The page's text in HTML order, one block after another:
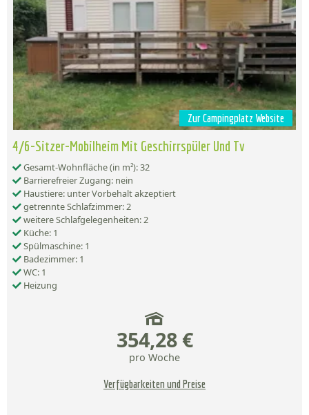
Zur Campingplatz Website
4/6-Sitzer-Mobilheim Mit Geschirrspüler Und Tv
Gesamt-Wohnfläche (in m²): 32
Barrierefreier Zugang: nein
Haustiere: unter Vorbehalt akzeptiert
getrennte Schlafzimmer: 2
weitere Schlafgelegenheiten: 2
Küche: 1
Spülmaschine: 1
Badezimmer: 1
WC: 1
Heizung
354,28 €
pro Woche
Verfügbarkeiten und Preise